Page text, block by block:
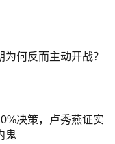
何反而主动开战？
决策，卢秀燕证实
鬼